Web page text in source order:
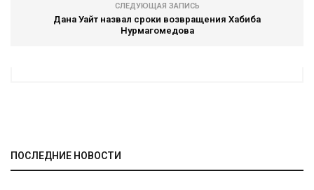
СЛЕДУЮЩАЯ ЗАПИСЬ
Дана Уайт назвал сроки возвращения Хабиба
Нурмагомедова
ПОСЛЕДНИЕ НОВОСТИ